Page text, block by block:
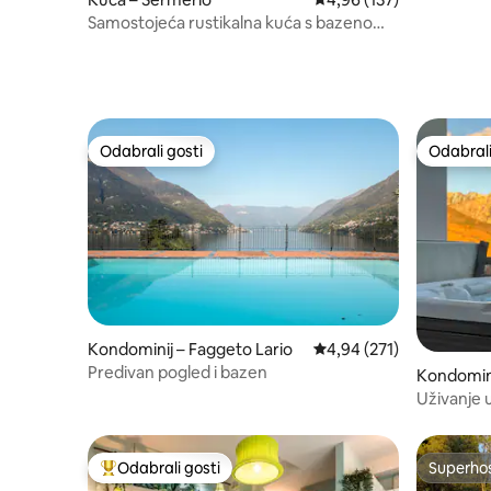
Samostojeća rustikalna kuća s bazenom
Odabrali gosti
Odabrali gosti
Kondominij – Faggeto Lario Prosječna ocjena:
4,94 (271)
Predivan pogled i bazen
Uživanje
Među najviše rangiranima s oznakom „Odabrali gosti”
Odabrali gosti